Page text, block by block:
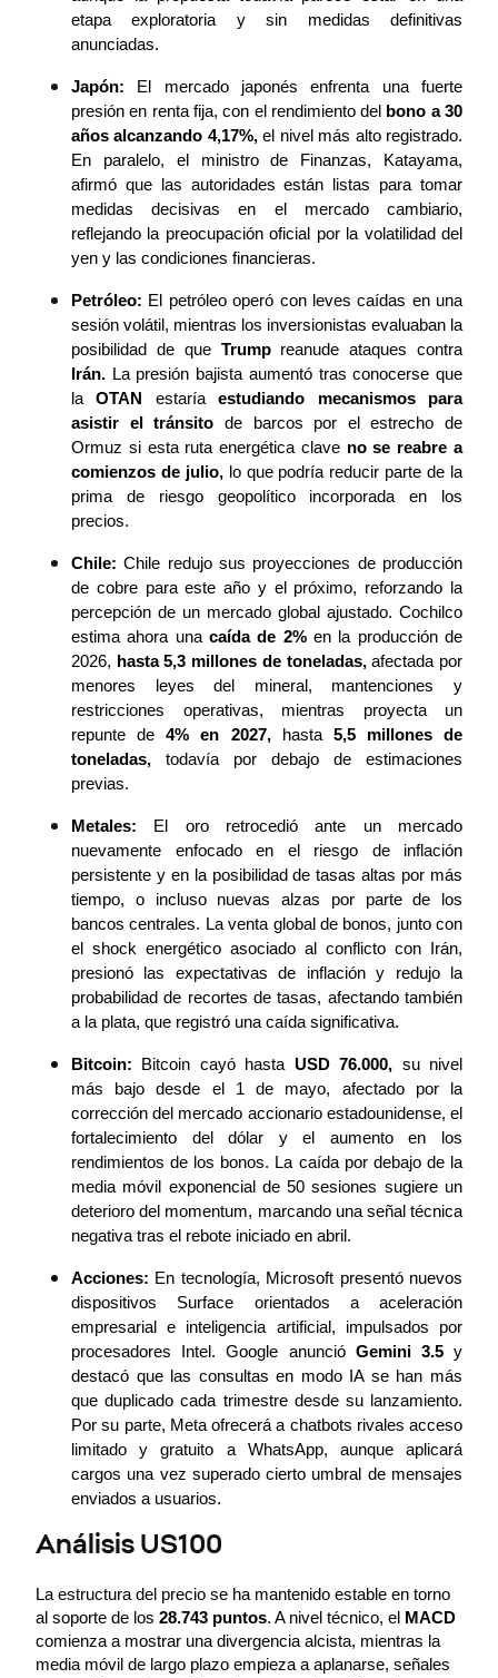
etapa exploratoria y sin medidas definitivas
anunciadas.
Japón: El mercado japonés enfrenta una fuerte
presión en renta fija, con el rendimiento del
bono a 30
años alcanzando 4,17%, el nivel más alto registrado.
En paralelo, el ministro de Finanzas, Katayama,
afirmó que las autoridades están listas para tomar
medidas decisivas en el mercado cambiario,
reflejando la preocupación oficial por la volatilidad del
yen y las condiciones financieras.
Petróleo: El petróleo operó con leves caídas en una
sesión volátil, mientras los inversionistas evaluaban la
posibilidad de que Trump
Irán. La presión bajista aumentó tras conocerse que
la OTAN estaría estudiando mecanismos para
asistir el tránsito de barcos por el estrecho de
Ormuz si esta ruta energética clave no se reabre a
comienzos de julio, lo que podría reducir parte de la
prima de riesgo geopolítico incorporada en los
precios.
Chile: Chile redujo sus proyecciones de producción
de cobre para este año y el próximo, reforzando la
percepción de un mercado global ajustado. Cochilco
estima ahora una caída de 2% en la producción de
2026, hasta 5,3 millones de toneladas, afectada por
menores leyes del mineral, mantenciones y
restricciones operativas, mientras proyecta un
repunte de 4% en 2027, hasta 5,5 millones de
toneladas, todavía por debajo de estimaciones
previas.
Metales: El oro retrocedió ante un mercado
nuevamente enfocado en el riesgo de inflación
persistente y en la posibilidad de tasas altas por más
tiempo, o incluso nuevas alzas por parte de los
bancos centrales. La venta global de bonos, junto con
el shock energético asociado al conflicto con Irán,
presionó las expectativas de inflación y redujo la
probabilidad de recortes de tasas, afectando también
a la plata, que registró una caída significativa.
Bitcoin: Bitcoin cayó hasta USD 76.000, su nivel
más bajo desde el 1 de mayo, afectado por la
corrección del mercado accionario estadounidense, el
fortalecimiento del dólar y el aumento en los
rendimientos de los bonos. La caída por debajo de la
media móvil exponencial de 50 sesiones sugiere un
deterioro del momentum, marcando una señal técnica
negativa tras el rebote iniciado en abril.
Acciones: En tecnología, Microsoft presentó nuevos
dispositivos Surface orientados a aceleración
empresarial e inteligencia artificial, impulsados por
procesadores Intel. Google anunció Gemini 3.5 y
destacó que las consultas en modo IA se han más
que duplicado cada trimestre desde su lanzamiento.
Por su parte, Meta ofrecerá a chatbots rivales acceso
limitado y gratuito a WhatsApp, aunque aplicará
cargos una vez superado cierto umbral de mensajes
enviados a usuarios.
Análisis US100
La estructura del precio se ha mantenido estable en torno
al soporte de los 28.743 puntos. A nivel técnico, el MACD
comienza a mostrar una divergencia alcista, mientras la
media móvil de largo plazo empieza a aplanarse, señales